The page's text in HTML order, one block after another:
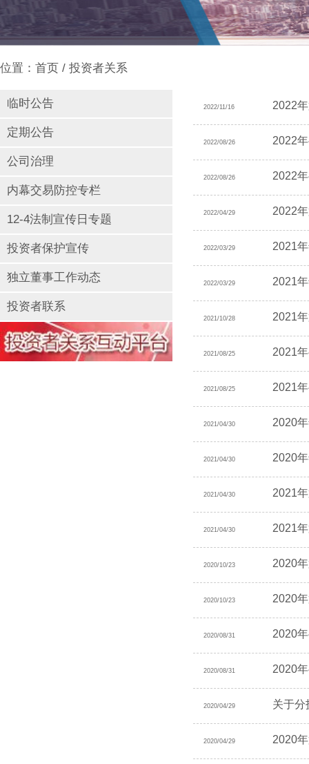
位置： 首页 / 投资者关系
临时公告
定期公告
公司治理
内幕交易防控专栏
12-4法制宣传日专题
投资者保护宣传
独立董事工作动态
投资者联系
2022/11/16 2022
2022/08/26 2022
2022/08/26 2022
2022/04/29 2022
2022/03/29 2021
2022/03/29 2021
2021/10/28 2021
2021/08/25 2021
2021/08/25 2021
2021/04/30 2020
2021/04/30 2020
2021/04/30 2021
2021/04/30 2021
2020/10/23 2020
2020/10/23 2020
2020/08/31 2020
2020/08/31 2020
2020/04/29 关于分
2020/04/29 2020